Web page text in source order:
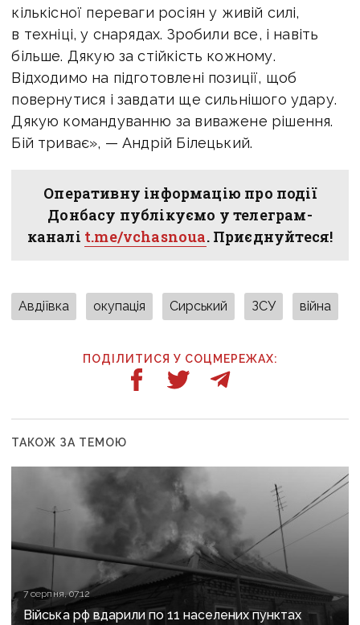
кількісної переваги росіян у живій силі,
в техніці, у снарядах. Зробили все, і навіть
більше. Дякую за стійкість кожному.
Відходимо на підготовлені позиції, щоб
повернутися і завдати ще сильнішого удару.
Дякую командуванню за виважене рішення.
Бій триває», — Андрій Білецький.
Оперативну інформацію про події
Донбасу публікуємо у телеграм-
каналі t.me/vchasnoua. Приєднуйтеся!
Авдіївка окупація Сирський ЗСУ війна
ПОДІЛИТИСЯ У СОЦМЕРЕЖАХ:
ТАКОЖ ЗА ТЕМОЮ
7 серпня, 07:12
Війська рф вдарили по 11 населених пунктах